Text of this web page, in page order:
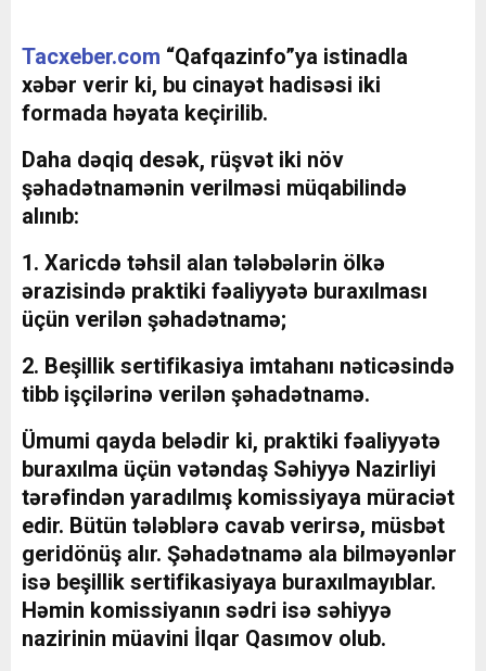
Tacxeber.com “Qafqazinfo”ya istinadla
xəbər verir ki, bu cinayət hadisəsi iki
formada həyata keçirilib.
Daha dəqiq desək, rüşvət iki növ
şəhadətnamənin verilməsi müqabilində
alınıb:
1. Xaricdə təhsil alan tələbələrin ölkə
ərazisində praktiki fəaliyyətə buraxılması
üçün verilən şəhadətnamə;
2. Beşillik sertifikasiya imtahanı nəticəsində
tibb işçilərinə verilən şəhadətnamə.
Ümumi qayda belədir ki, praktiki fəaliyyətə
buraxılma üçün vətəndaş Səhiyyə Nazirliyi
tərəfindən yaradılmış komissiyaya müraciət
edir. Bütün tələblərə cavab verirsə, müsbət
geridönüş alır. Şəhadətnamə ala bilməyənlər
isə beşillik sertifikasiyaya buraxılmayıblar.
Həmin komissiyanın sədri isə səhiyyə
nazirinin müavini İlqar Qasımov olub.